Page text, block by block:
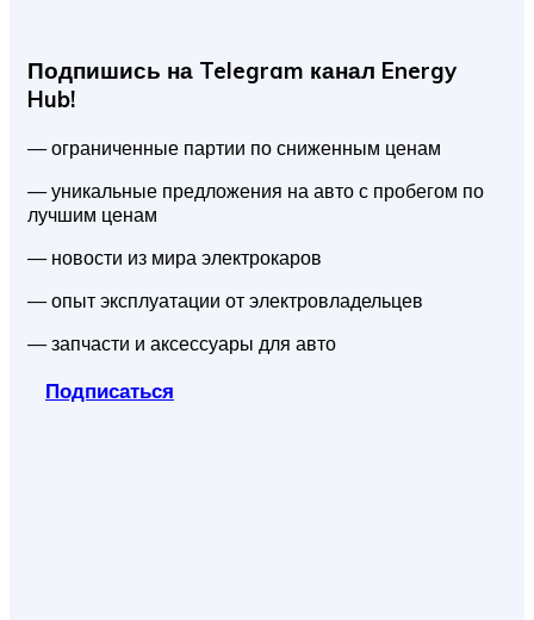
Подпишись на Telegram канал Energy
Hub!
— ограниченные партии по сниженным ценам
— уникальные предложения на авто с пробегом по
лучшим ценам
— новости из мира электрокаров
— опыт эксплуатации от электровладельцев
— запчасти и аксессуары для авто
Подписаться